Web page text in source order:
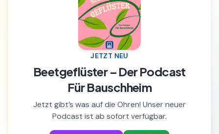
JETZT NEU
Beetgeflüster – Der Podcast
Für Bauschheim
Jetzt gibt’s was auf die Ohren! Unser neuer
Podcast ist ab sofort verfügbar.